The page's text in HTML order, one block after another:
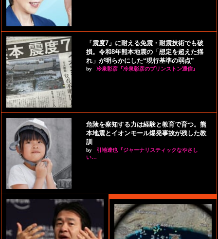
「震度7」に耐える免震・耐震技術でも破
損。令和8年熊本地震の「想定を超えた揺
れ」が明らかにした“現行基準の弱点”
by 冷泉彰彦『冷泉彰彦のプリンストン通信』
危険を察知する力は経験と教育で育つ。熊
本地震とイオンモール爆発事故が残した教
訓
by
引地達也『ジャーナリスティックなやさし
い…